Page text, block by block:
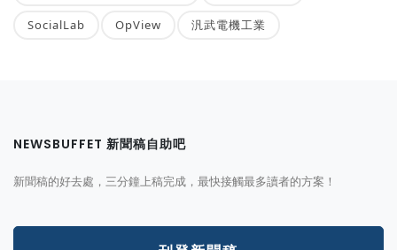
SocialLab OpView 汎武電機工業
NEWSBUFFET 新聞稿自助吧
新聞稿的好去處，三分鐘上稿完成，最快接觸最多讀者的方案！